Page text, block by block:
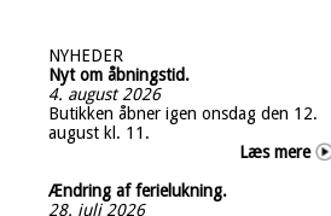
NYHEDER
Nyt om åbningstid.
4. august 2026
Butikken åbner igen onsdag den 12.
august kl. 11.
Læs mere
Ændring af ferielukning.
28. juli 2026